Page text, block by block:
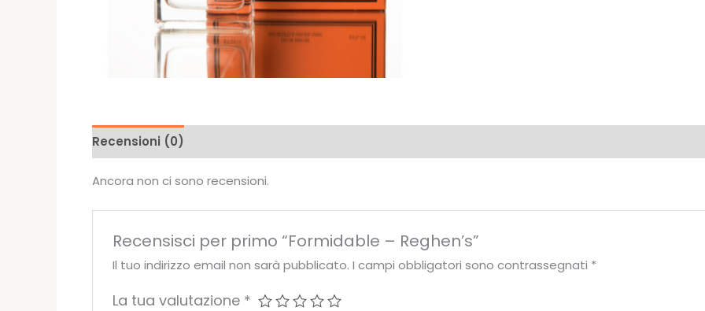
Recensioni (0)
Ancora non ci sono recensioni.
Recensisci per primo “Formidable – Reghen’s”
Il tuo indirizzo email non sarà pubblicato. I campi obbligatori sono contrassegnati *
La tua valutazione *